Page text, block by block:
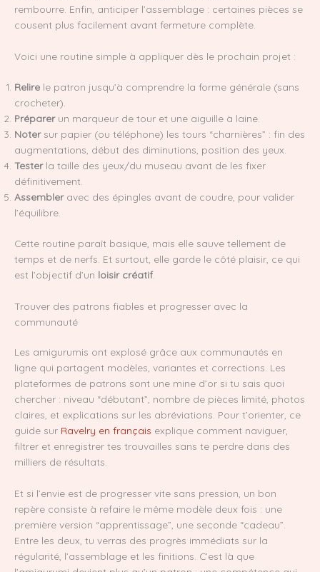
rembourre. Enfin, anticiper l’assemblage : certaines pièces se
cousent plus facilement avant fermeture complète.
Voici une routine simple à appliquer dès le prochain projet :
Relire le patron jusqu’à comprendre la forme générale (sans
crocheter).
Préparerun marqueur de tour et une aiguille à laine.
Notersur papier (ou téléphone) les tours “charnières” : fin des
augmentations, début des diminutions, position des yeux.
Testerla taille des yeux/du museau avant de les fixer
définitivement.
Assembleravec des épingles avant de coudre, pour valider
l’équilibre.
Cette routine paraît basique, mais elle sauve tellement de
temps et de nerfs. Et surtout, elle garde le côté plaisir, ce qui
est l’objectif d’un loisir créatif.
Trouver des patrons fiables et progresser avec la
communauté
Les amigurumis ont explosé grâce aux communautés en
ligne qui partagent modèles, variantes et corrections. Les
plateformes de patrons sont une mine d’or si tu sais quoi
chercher : niveau “débutant”, nombre de pièces limité, photos
claires, et explications sur les abréviations. Pour t’orienter, ce
guide sur Ravelry en français explique comment naviguer,
filtrer et enregistrer tes trouvailles sans te perdre dans des
milliers de résultats.
Et si l’envie est de progresser vite sans pression, un bon
repère consiste à refaire le même modèle deux fois : une
première version “apprentissage”, une seconde “cadeau”.
Entre les deux, tu verras des progrès immédiats sur la
régularité, l’assemblage et les finitions. C’est là que